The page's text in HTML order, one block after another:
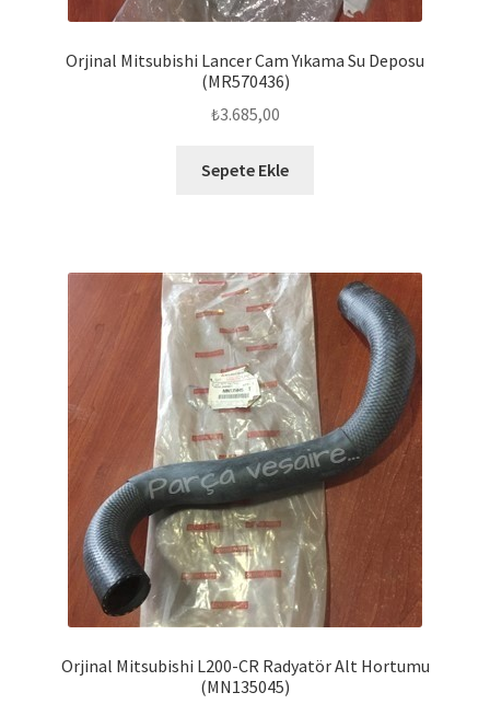
Orjinal Mitsubishi Lancer Cam Yıkama Su Deposu
(MR570436)
₺3.685,00
Sepete Ekle
Orjinal Mitsubishi L200-CR Radyatör Alt Hortumu
(MN135045)